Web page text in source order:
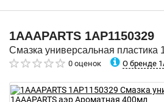
1AAAPARTS 1AP1150329
Смазка универсальная
0 оценок О бренде